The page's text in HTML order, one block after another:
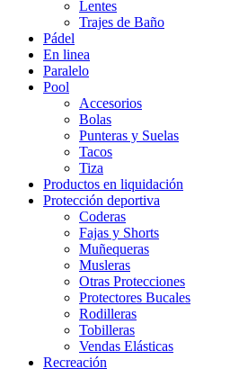
Lentes
Trajes de Baño
Pádel
En linea
Paralelo
Pool
Accesorios
Bolas
Punteras y Suelas
Tacos
Tiza
Productos en liquidación
Protección deportiva
Coderas
Fajas y Shorts
Muñequeras
Musleras
Otras Protecciones
Protectores Bucales
Rodilleras
Tobilleras
Vendas Elásticas
Recreación